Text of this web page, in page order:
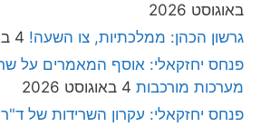
באוגוסט 2026
גרשון הכהן: ממלכתיות, צו השעה! 4 באוגוסט 2026
פנחס יחזקאלי: אוסף המאמרים על
מערכות מורכבות 4 באוגוסט 2026
פנחס יחזקאלי: עקרון השרידות של ד"ר